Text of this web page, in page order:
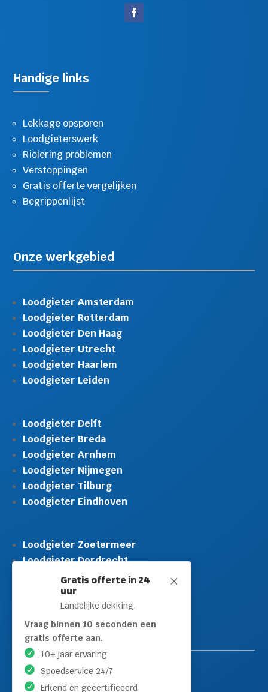
M
Gratis offerte in 24
uur
Landelijke dekking.
Vraag binnen 10 seconden een
gratis offerte aan.
10+ jaar ervaring
Spoedservice 24/7
Erkend en gecertificeerd
Handige links
Lekkage opsporen
Loodgieterswerk
Riolering problemen
Verstoppingen
Gratis offerte vergelijken
Begrippenlijst
Onze werkgebied
Loodgieter Amsterdam
Loodgieter Rotterdam
Loodgieter Den Haag
Loodgieter Utrecht
Loodgieter Haarlem
Loodgieter Leiden
Loodgieter Delft
Loodgieter Breda
Loodgieter Arnhem
Loodgieter Nijmegen
Loodgieter Tilburg
Loodgieter Eindhoven
Loodgieter Zoetermeer
Loodgieter Dordrecht
Loodgieter Rijswijk
Loodgieter Schiedam
Loodgieter Leidschendam
Loodgieter Hilversum